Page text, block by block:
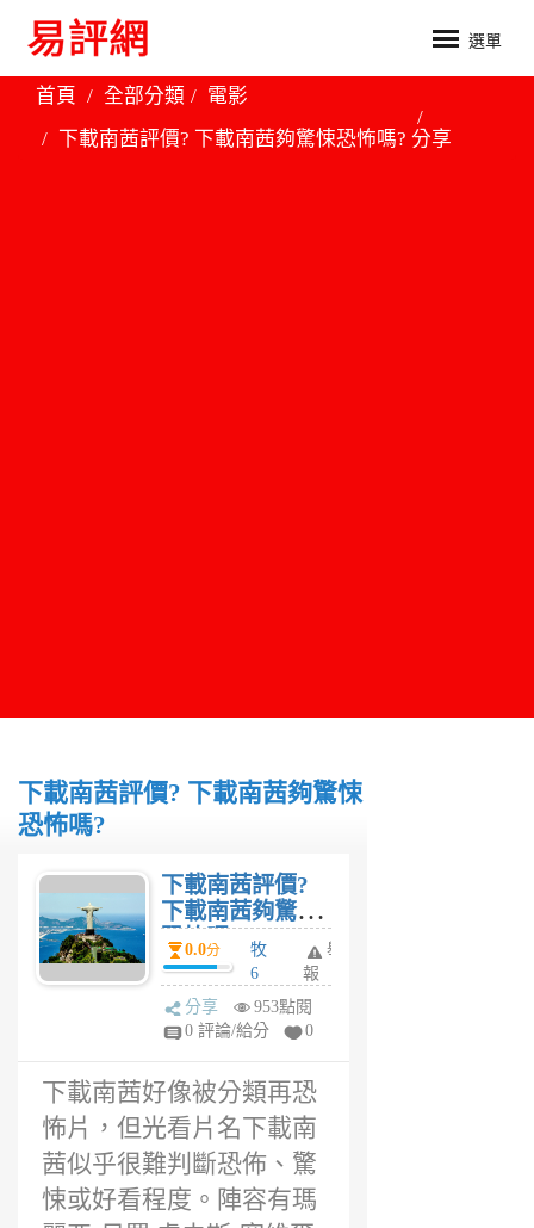
選單
首頁 全部分類
電影
下載南茜評價? 下載南茜夠驚悚恐怖嗎? 分享
下載南茜評價? 下載南茜夠驚悚
恐怖嗎?
下載南茜評價?
下載南茜夠驚悚
恐怖嗎?
0.0分
牧
6
年
前
舉
報
分享
953點閱
0 評論/給分
0
下載南茜好像被分類再恐
怖片，但光看片名下載南
茜似乎很難判斷恐佈、驚
悚或好看程度。陣容有瑪